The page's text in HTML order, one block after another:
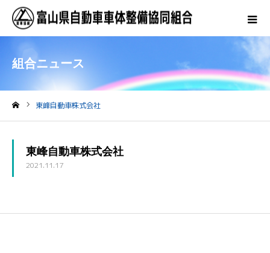
組合ニュース
東峰自動車株式会社
東峰自動車株式会社
2021.11.17